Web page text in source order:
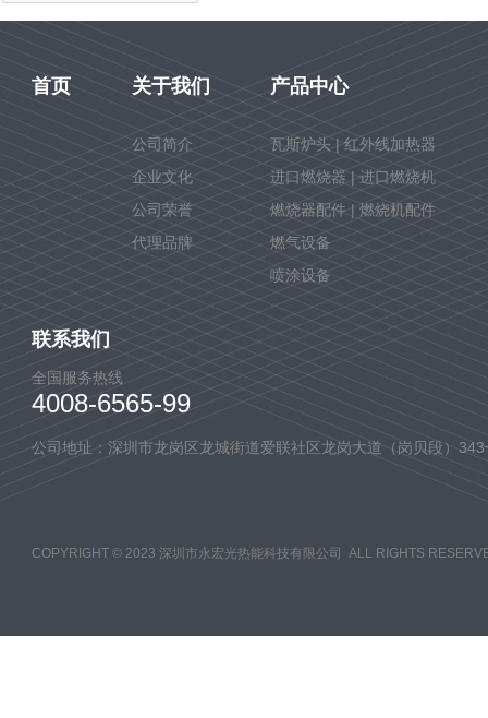
首页 关于我们
公司简介
企业文化
公司荣誉
代理品牌
产品中心
瓦斯炉头 | 红外线加热器
进口燃烧器 | 进口燃烧机
燃烧器配件 | 燃烧机配件
燃气设备
喷涂设备
联系我们
全国服务热线
4008-6565-99
公司地址：深圳市龙岗区龙城街道爱联社区龙岗大道（岗贝段）343
COPYRIGHT © 2023 深圳市永宏光热能科技有限公司 ALL RIGHTS